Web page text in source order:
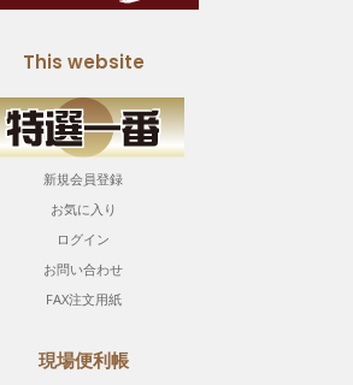
This website
新規会員登録
お気に入り
ログイン
お問い合わせ
FAX注文用紙
現場便利帳